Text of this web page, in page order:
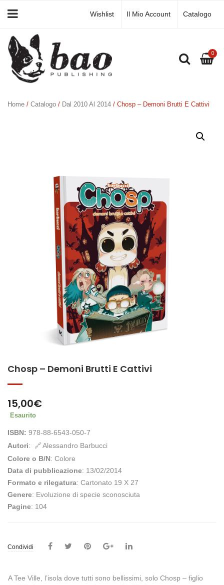
Wishlist Il Mio Account Catalogo
0
Home / Catalogo / Dal 2010 Al 2014 / Chosp – Demoni Brutti E Cattivi
Chosp – Demoni Brutti E Cattivi
15,00€
Esaurito
ISBN: 978-88-6543-050-7
Autori:
Alessandro Barbucci
Colore o B/N: Colore
Data di pubblicazione: 13/02/2014
Formato e rilegatura: Cartonato 19 X 27
Genere: Evoluzione di specie sconosciuta
Pagine: 104
Condividi
A Tee Ville, l’isola dove tutti sono bellissimi, solo Chosp – figlio